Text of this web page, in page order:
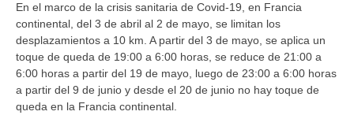
En el marco de la crisis sanitaria de Covid-19, en Francia
continental, del 3 de abril al 2 de mayo, se limitan los
desplazamientos a 10 km. A partir del 3 de mayo, se aplica un
toque de queda de 19:00 a 6:00 horas, se reduce de 21:00 a
6:00 horas a partir del 19 de mayo, luego de 23:00 a 6:00 horas
a partir del 9 de junio y desde el 20 de junio no hay toque de
queda en la Francia continental.